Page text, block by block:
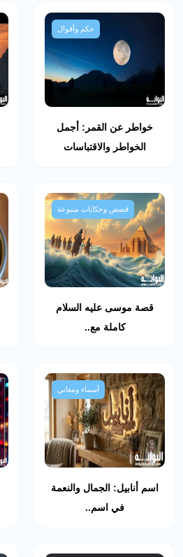
حكم وأقوال
خواطر عن القمر: أجمل
الخواطر والاقتباسات
قصص وحكايات متنوعة
قصة موسى عليه السلام
كاملة مع..
أسماء ومعاني
اسم أنابيل: الجمال والنعمة
في اسم..